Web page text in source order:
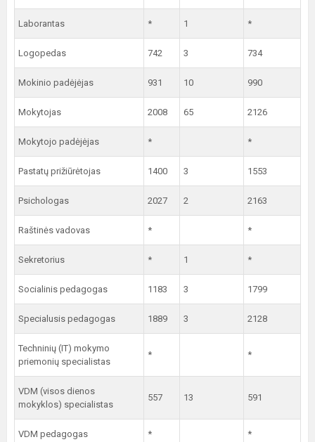
Laborantas * 1 *
Logopedas 742 3 734
Mokinio padėjėjas 931 10 990
Mokytojas 2008 65 2126
Mokytojo padėjėjas * *
Pastatų prižiūrėtojas 1400 3 1553
Psichologas 2027 2 2163
Raštinės vadovas * *
Sekretorius * 1 *
Socialinis pedagogas 1183 3 1799
Specialusis pedagogas 1889 3 2128
Techninių (IT) mokymo
priemonių specialistas
* *
VDM (visos dienos
mokyklos) specialistas
557 13 591
VDM pedagogas * *